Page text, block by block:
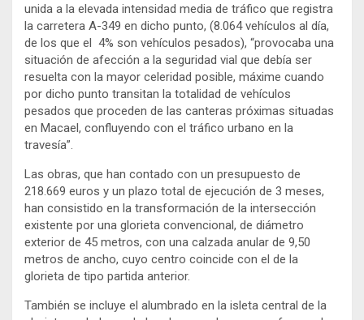
unida a la elevada intensidad media de tráfico que registra
la carretera A-349 en dicho punto, (8.064 vehículos al día,
de los que el 4% son vehículos pesados), “provocaba una
situación de afección a la seguridad vial que debía ser
resuelta con la mayor celeridad posible, máxime cuando
por dicho punto transitan la totalidad de vehículos
pesados que proceden de las canteras próximas situadas
en Macael, confluyendo con el tráfico urbano en la
travesía”.
Las obras, que han contado con un presupuesto de
218.669 euros y un plazo total de ejecución de 3 meses,
han consistido en la transformación de la intersección
existente por una glorieta convencional, de diámetro
exterior de 45 metros, con una calzada anular de 9,50
metros de ancho, cuyo centro coincide con el de la
glorieta de tipo partida anterior.
También se incluye el alumbrado en la isleta central de la